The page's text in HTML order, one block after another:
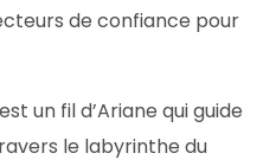
de confiance pour
un fil d’Ariane qui guide
le labyrinthe du